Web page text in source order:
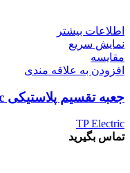
اطلاعات بیشتر
نمایش سریع
مقايسه
افزودن به علاقه مندی
جعبه تقسیم پلاستیکی ABS 100*100*60 TP Electric
TP Electric
تماس بگیرید